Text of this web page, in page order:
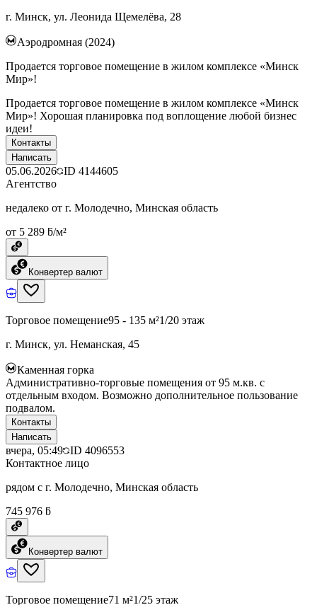
г. Минск, ул. Леонида Щемелёва, 28
Аэродромная (2024)
Продается торговое помещение в жилом комплексе «Минск
Мир»!
Продается торговое помещение в жилом комплексе «Минск
Мир»! Хорошая планировка под воплощение любой бизнес
идеи!
Контакты
Написать
05.06.2026 ID 4144605
Агентство
недалеко от г. Молодечно, Минская область
от 5 289 ƃ/м²
Конвертер валют
Торговое помещение95 - 135 м²1/20 этаж
г. Минск, ул. Неманская, 45
Каменная горка
Административно-торговые помещения от 95 м.кв. с
отдельным входом. Возможно дополнительное пользование
подвалом.
Контакты
Написать
вчера, 05:49 ID 4096553
Контактное лицо
рядом с г. Молодечно, Минская область
745 976 ƃ
Конвертер валют
Торговое помещение71 м²1/25 этаж